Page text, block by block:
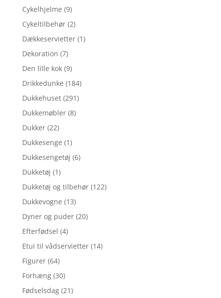
Cykelhjelme (9)
Cykeltilbehør (2)
Dækkeservietter (1)
Dekoration (7)
Den lille kok (9)
Drikkedunke (184)
Dukkehuset (291)
Dukkemøbler (8)
Dukker (22)
Dukkesenge (1)
Dukkesengetøj (6)
Dukketøj (1)
Dukketøj og tilbehør (122)
Dukkevogne (13)
Dyner og puder (20)
Efterfødsel (4)
Etui til vådservietter (14)
Figurer (64)
Forhæng (30)
Fødselsdag (21)